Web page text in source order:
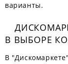
варианты.
В ВЫБОРЕ
В